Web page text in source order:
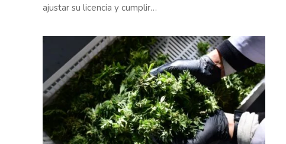
ajustar su licencia y cumplir…